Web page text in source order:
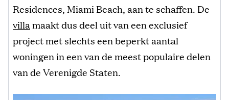
Residences, Miami Beach, aan te schaffen. De
villamaakt dus deel uit van een exclusief
project met slechts een beperkt aantal
woningen in een van de meest populaire delen
van de Verenigde Staten.